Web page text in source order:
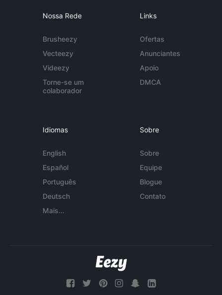
Nossa Rede
Brusheezy
Vecteezy
Videezy
Torne-se um
colaborador
Links
Ofertas
Anunciantes
Apoio
DMCA
Idiomas
English
Español
Português
Deutsch
Mais...
Sobre
Sobre
Equipe
Blogue
Contato